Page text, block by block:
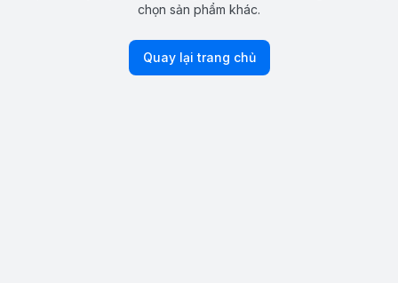
chọn sản phẩm khác.
Quay lại trang chủ